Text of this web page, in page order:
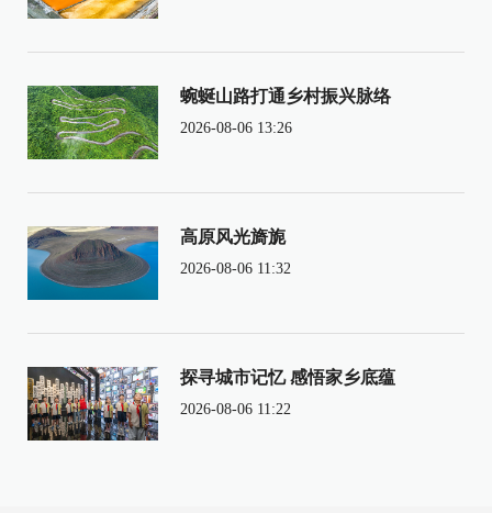
蜿蜒山路打通乡村振兴脉络
2026-08-06 13:26
高原风光旖旎
2026-08-06 11:32
探寻城市记忆 感悟家乡底蕴
2026-08-06 11:22